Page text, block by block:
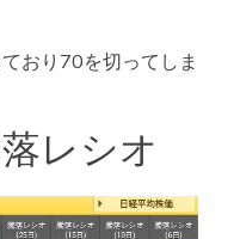
おり70を切ってしま
レシオ